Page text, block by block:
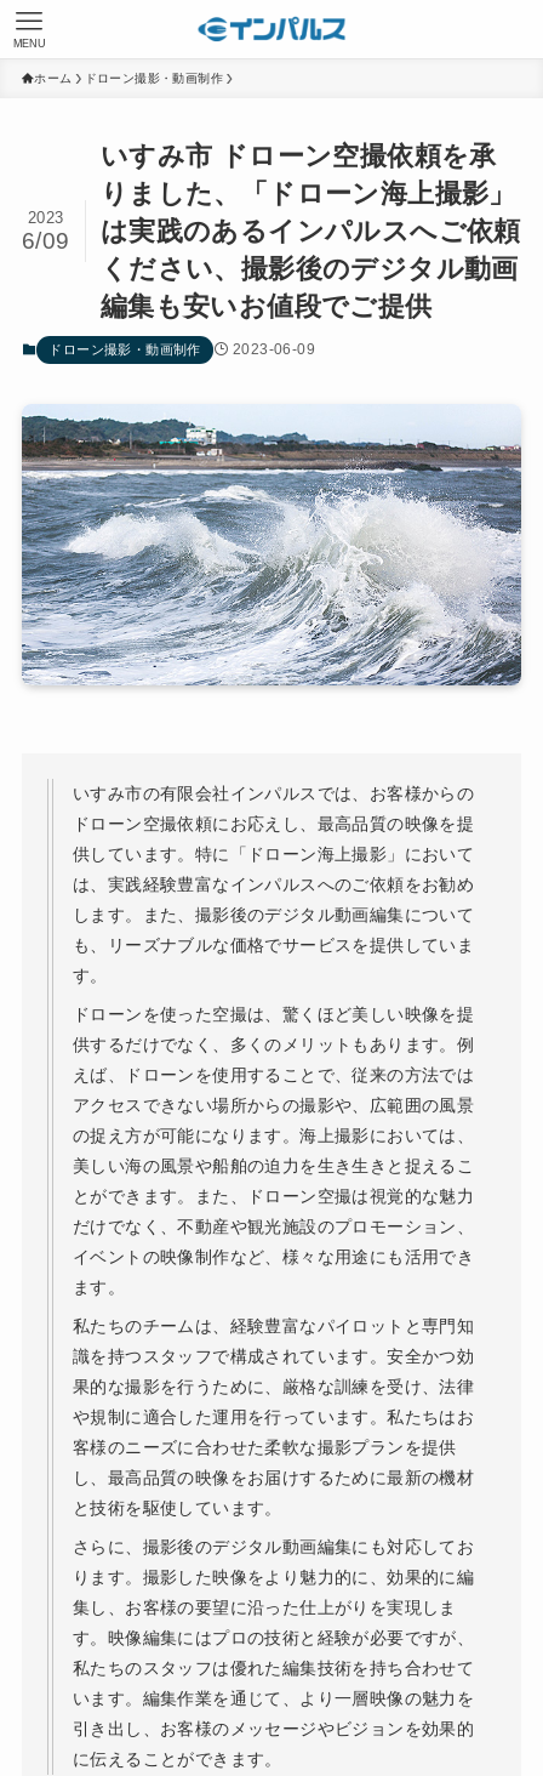
MENU
ホーム ドローン撮影・動画制作
いすみ市 ドローン空撮依頼を承
りました、「ドローン海上撮影」
は実践のあるインパルスへご依頼
ください、撮影後のデジタル動画
編集も安いお値段でご提供
2023
6/09
ドローン撮影・動画制作 2023-06-09
いすみ市の有限会社インパルスでは、お客様からの
ドローン空撮依頼にお応えし、最高品質の映像を提
供しています。特に「ドローン海上撮影」において
は、実践経験豊富なインパルスへのご依頼をお勧め
します。また、撮影後のデジタル動画編集について
も、リーズナブルな価格でサービスを提供していま
す。
ドローンを使った空撮は、驚くほど美しい映像を提
供するだけでなく、多くのメリットもあります。例
えば、ドローンを使用することで、従来の方法では
アクセスできない場所からの撮影や、広範囲の風景
の捉え方が可能になります。海上撮影においては、
美しい海の風景や船舶の迫力を生き生きと捉えるこ
とができます。また、ドローン空撮は視覚的な魅力
だけでなく、不動産や観光施設のプロモーション、
イベントの映像制作など、様々な用途にも活用でき
ます。
私たちのチームは、経験豊富なパイロットと専門知
識を持つスタッフで構成されています。安全かつ効
果的な撮影を行うために、厳格な訓練を受け、法律
や規制に適合した運用を行っています。私たちはお
客様のニーズに合わせた柔軟な撮影プランを提供
し、最高品質の映像をお届けするために最新の機材
と技術を駆使しています。
さらに、撮影後のデジタル動画編集にも対応してお
ります。撮影した映像をより魅力的に、効果的に編
集し、お客様の要望に沿った仕上がりを実現しま
す。映像編集にはプロの技術と経験が必要ですが、
私たちのスタッフは優れた編集技術を持ち合わせて
います。編集作業を通じて、より一層映像の魅力を
引き出し、お客様のメッセージやビジョンを効果的
に伝えることができます。